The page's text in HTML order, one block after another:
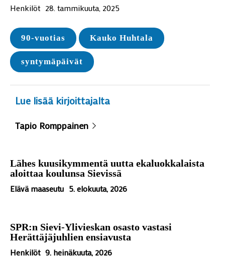
Henkilöt 28. tammikuuta, 2025
90-vuotias Kauko Huhtala
syntymäpäivät
Lue lisää kirjoittajalta
Tapio Romppainen
Lähes kuusikymmentä uutta ekaluokkalaista
aloittaa koulunsa Sievissä
Elävä maaseutu 5. elokuuta, 2026
SPR:n Sievi-Ylivieskan osasto vastasi
Herättäjäjuhlien ensiavusta
Henkilöt 9. heinäkuuta, 2026